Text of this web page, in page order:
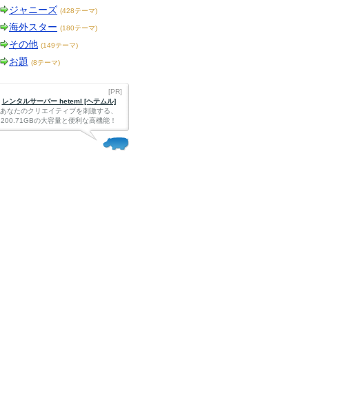
ジャニーズ (428テーマ)
海外スター (180テーマ)
その他 (149テーマ)
お題 (8テーマ)
[PR]
レンタルサーバー heteml [ヘテムル]
あなたのクリエイティブを刺激する、
200.71GBの大容量と便利な高機能！